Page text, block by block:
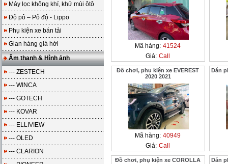
Máy lọc không khí, khử mùi ôtô
Độ pô – Pô độ - Lippo
Phụ kiện xe bán tải
Gian hàng giá hời
Âm thanh & Hình ảnh
--- ZESTECH
--- WINCA
--- GOTECH
--- KOVAR
--- ELLIVIEW
--- OLED
--- CLARION
Mã hàng: 41524
Giá: Call
Đồ chơi, phụ kiện xe EVEREST
2020 2021
Mã hàng: 40949
Giá: Call
Dán
Đồ chơi, phụ kiện xe COROLLA
Dán